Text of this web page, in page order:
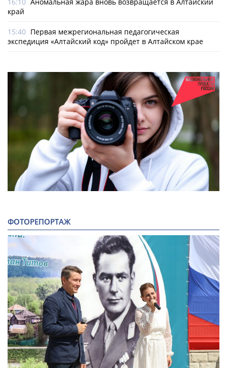
край
15:40 Первая межрегиональная педагогическая
экспедиция «Алтайский код» пройдет в Алтайском крае
ФОТОРЕПОРТАЖ